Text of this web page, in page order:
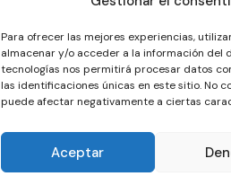
Para ofrecer las mejores experiencias,
almacenar y/o acceder a la información del
tecnologías nos permitirá procesar datos
las identificaciones únicas en este sitio. No
puede afectar negativamente a ciertas
Aceptar